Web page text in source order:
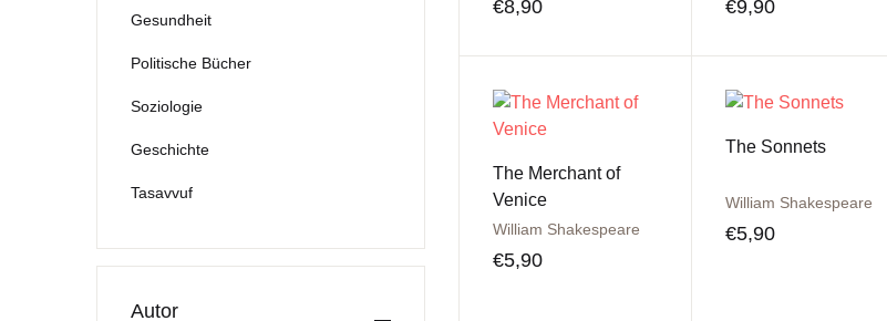
€8,90 €9,90
The Merchant of
Venice
William Shakespeare
€5,90
The Sonnets
William Shakespeare
€5,90
Gesundheit
Politische Bücher
Soziologie
Geschichte
Tasavvuf
Autor